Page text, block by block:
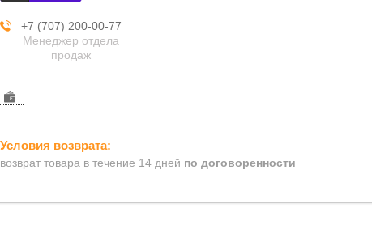
+7 (707) 200-00-77
Менеджер отдела
продаж
возврат товара в течение 14 дней по договоренности